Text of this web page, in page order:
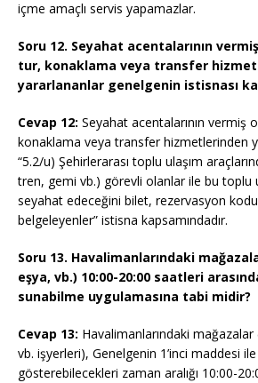
içme amaçlı servis yapamazlar.
Soru 12. Seyahat acentalarının
tur, konaklama veya transfer
yararlananlar genelgenin istisnası
Cevap 12: Seyahat acentalarının vermiş
konaklama veya transfer hizmetlerinden
“5.2/u) Şehirlerarası toplu ulaşım
tren, gemi vb.) görevli olanlar ile bu toplu
seyahat edeceğini bilet, rezervasyon
belgeleyenler” istisna kapsamındadır.
Soru 13. Havalimanlarındaki
eşya, vb.) 10:00-20:00 saatleri
sunabilme uygulamasına tabi midir?
Cevap 13: Havalimanlarındaki
vb. işyerleri), Genelgenin 1’inci maddesi
gösterebilecekleri zaman aralığı 10:00-